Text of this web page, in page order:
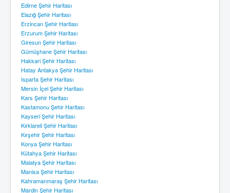
Edirne Şehir Haritası
Elazığ Şehir Haritası
Erzincan Şehir Haritası
Erzurum Şehir Haritası
Giresun Şehir Haritası
Gümüşhane Şehir Haritası
Hakkari Şehir Haritası
Hatay Antakya Şehir Haritası
Isparta Şehir Haritası
Mersin İçel Şehir Haritası
Kars Şehir Haritası
Kastamonu Şehir Haritası
Kayseri Şehir Haritası
Kırklareli Şehir Haritası
Kırşehir Şehir Haritası
Konya Şehir Haritası
Kütahya Şehir Haritası
Malatya Şehir Haritası
Manisa Şehir Haritası
Kahramanmaraş Şehir Haritası
Mardin Şehir Haritası